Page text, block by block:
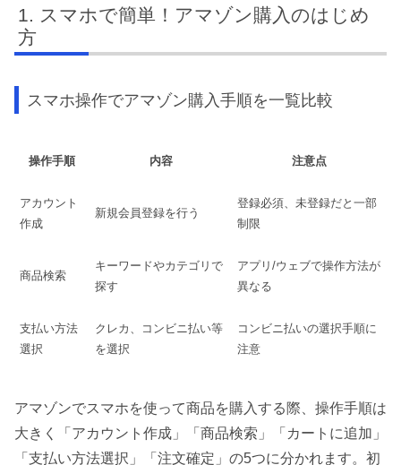
スマホで簡単！アマゾン購入のはじめ
方
スマホ操作でアマゾン購入手順を一覧比較
操作手順 内容 注意点
アカウント
作成
新規会員登録を行う
登録必須、未登録だと一部
制限
商品検索
キーワードやカテゴリで
探す
アプリ/ウェブで操作方法が
異なる
支払い方法
選択
クレカ、コンビニ払い等
を選択
コンビニ払いの選択手順に
注意
アマゾンでスマホを使って商品を購入する際、操作手順は
大きく「アカウント作成」「商品検索」「カートに追加」
「支払い方法選択」「注文確定」の5つに分かれます。初